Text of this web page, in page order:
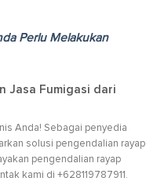
Perlu Melakukan
Jasa Fumigasi dari
Anda! Sebagai penyedia
solusi pengendalian rayap
pengendalian rayap
kami di +628119787911.